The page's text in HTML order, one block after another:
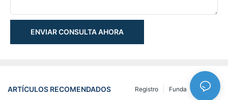
ENVIAR CONSULTA AHORA
ARTÍCULOS RECOMENDADOS NEWS
Funda
Registro